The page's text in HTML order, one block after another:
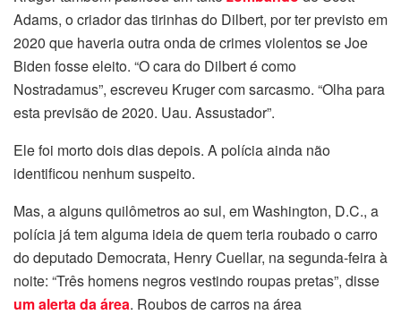
Adams, o criador das tirinhas do Dilbert, por ter previsto em
2020 que haveria outra onda de crimes violentos se Joe
Biden fosse eleito. “O cara do Dilbert é como
Nostradamus”, escreveu Kruger com sarcasmo. “Olha para
esta previsão de 2020. Uau. Assustador”.
Ele foi morto dois dias depois. A polícia ainda não
identificou nenhum suspeito.
Mas, a alguns quilômetros ao sul, em Washington, D.C., a
polícia já tem alguma ideia de quem teria roubado o carro
do deputado Democrata, Henry Cuellar, na segunda-feira à
noite: “Três homens negros vestindo roupas pretas”, disse
um alerta da área. Roubos de carros na área